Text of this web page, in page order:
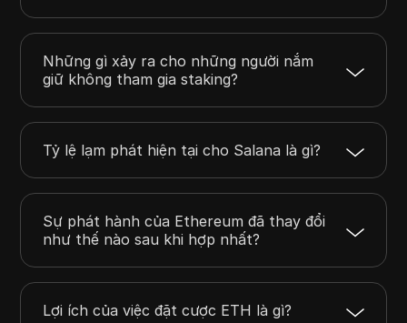
Những gì xảy ra cho những người nắm
giữ không tham gia staking?
Tỷ lệ lạm phát hiện tại cho Salana là gì?
Sự phát hành của Ethereum đã thay đổi
như thế nào sau khi hợp nhất?
Lợi ích của việc đặt cược ETH là gì?